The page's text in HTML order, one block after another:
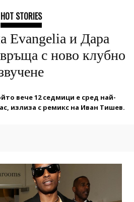
HOT STORIES
Evangelia и Дара
с ново клубно
вече 12 седмици е сред най-
излиза с ремикс на Иван Тишев.